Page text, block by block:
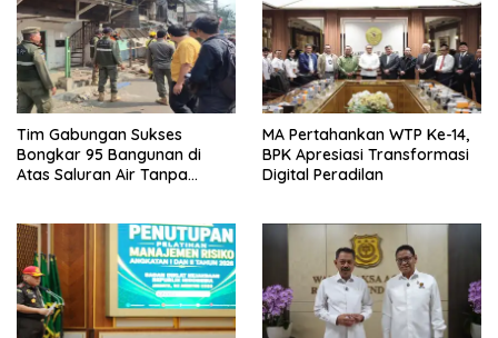
Tim Gabungan Sukses
Bongkar 95 Bangunan di
Atas Saluran Air Tanpa
MA Pertahankan WTP Ke-14,
BPK Apresiasi Transformasi
Digital Peradilan